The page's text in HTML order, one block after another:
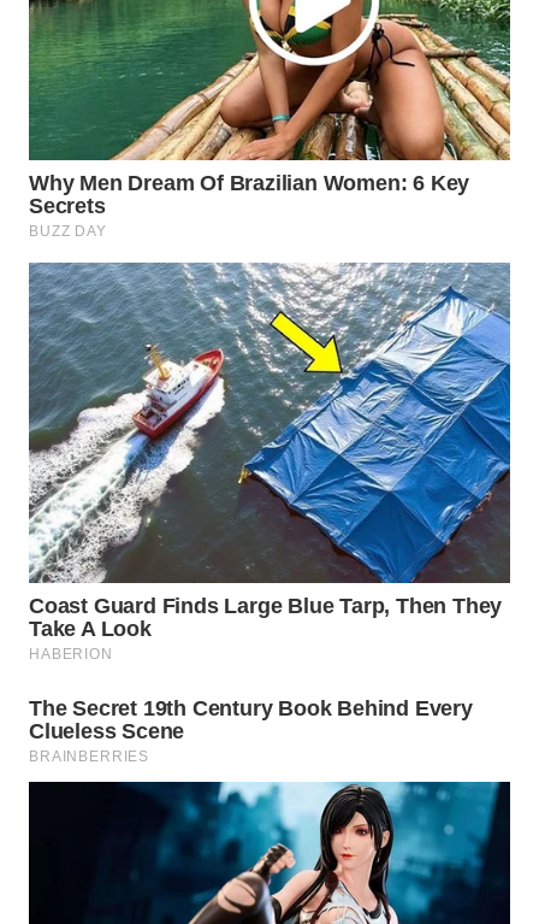
WN
BORNEO
Wahana
Media
WAHANA
NEWS
WAHANA
TANI
WAHANA
ADVOKAT
WAHANA
INFRASTRUKTUR
WAHANA
KONSUMEN
WAHANA
WAHANA
TRAVEL